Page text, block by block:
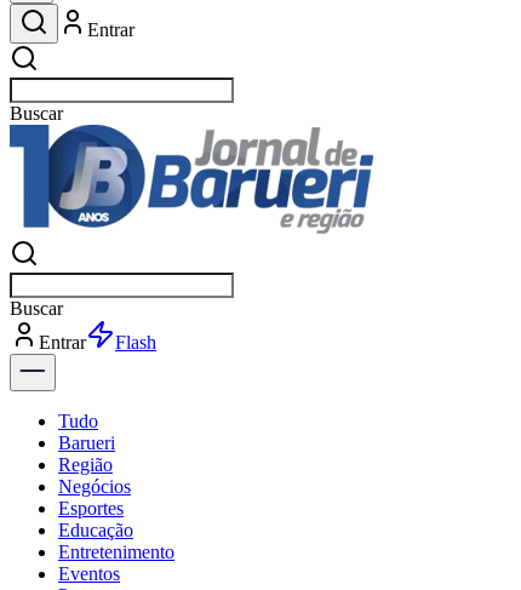
Entrar
Buscaresportes
Buscaresportes
Entrar
Flash
Tudo
Barueri
Região
Negócios
Esportes
Educação
Entretenimento
Eventos